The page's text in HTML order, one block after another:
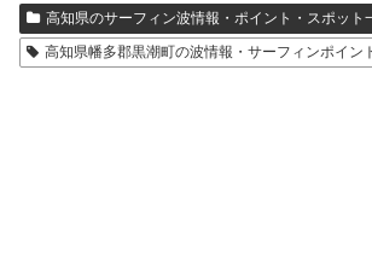
高知県のサーフィン波情報・ポイント・スポット
高知県幡多郡黒潮町の波情報・サーフィンポイン